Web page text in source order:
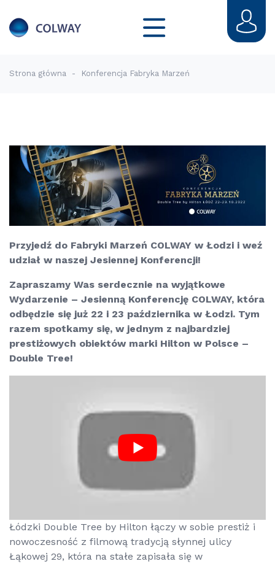
Strona główna - Konferencja Fabryka Marzeń
Przyjedź do Fabryki Marzeń COLWAY w Łodzi i weź
udział w naszej Jesiennej Konferencji!
Zapraszamy Was serdecznie na wyjątkowe
Wydarzenie – Jesienną Konferencję COLWAY, która
odbędzie się już 22 i 23 października w Łodzi. Tym
razem spotkamy się, w jednym z najbardziej
prestiżowych obiektów marki Hilton w Polsce –
Double Tree!
Łódzki Double Tree by Hilton łączy w sobie prestiż i
nowoczesność z filmową tradycją słynnej ulicy
Łąkowej 29, która na stałe zapisała się w